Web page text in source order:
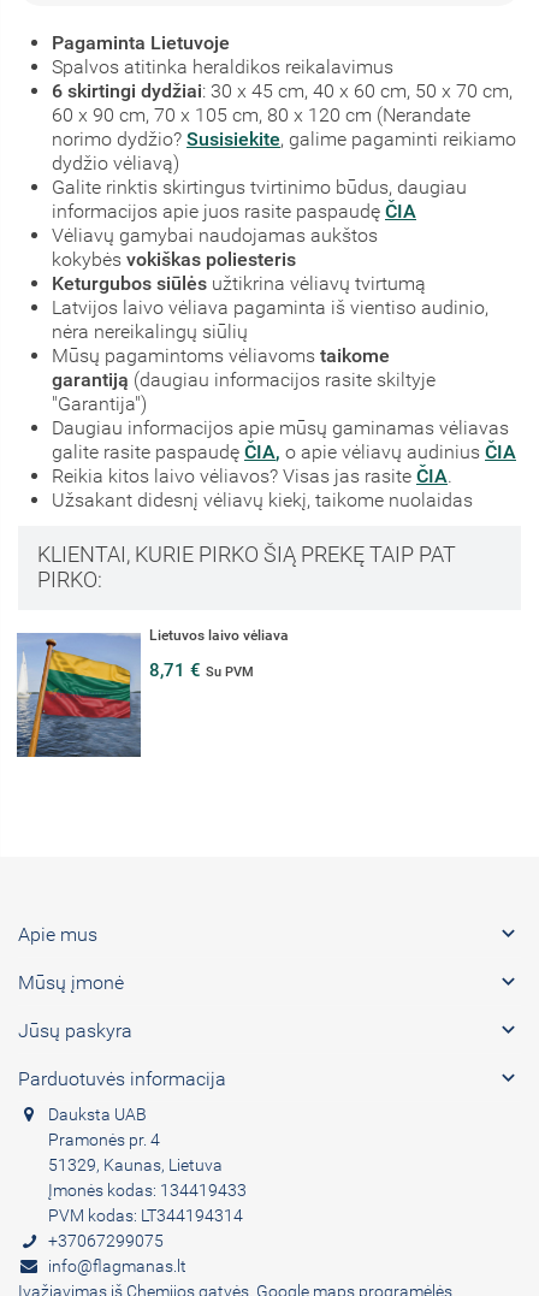
Pagaminta Lietuvoje
Spalvos atitinka heraldikos reikalavimus
6 skirtingi dydžiai: 30 x 45 cm, 40 x 60 cm, 50 x 70 cm,
60 x 90 cm, 70 x 105 cm, 80 x 120 cm (Nerandate
norimo dydžio? Susisiekite, galime pagaminti reikiamo
dydžio vėliavą)
Galite rinktis skirtingus tvirtinimo būdus, daugiau
informacijos apie juos rasite paspaudę ČIA
Vėliavų gamybai naudojamas aukštos
kokybės vokiškas poliesteris
Keturgubos siūlės užtikrina vėliavų tvirtumą
Latvijos laivo vėliava pagaminta iš vientiso audinio,
nėra nereikalingų siūlių
Mūsų pagamintoms vėliavoms taikome
garantiją (daugiau informacijos rasite skiltyje
"Garantija")
Daugiau informacijos apie mūsų gaminamas vėliavas
galite rasite paspaudę ČIA, o apie vėliavų audinius ČIA
Reikia kitos laivo vėliavos? Visas jas rasite ČIA.
Užsakant didesnį vėliavų kiekį, taikome nuolaidas
KLIENTAI, KURIE PIRKO ŠIĄ PREKĘ TAIP PAT
PIRKO:
Lietuvos laivo vėliava
8,71 € Su PVM
Apie mus 
Mūsų įmonė 
Jūsų paskyra 
Parduotuvės informacija 
Dauksta UAB
Pramonės pr. 4
51329, Kaunas, Lietuva
Įmonės kodas: 134419433
PVM kodas: LT344194314
+37067299075
info@flagmanas.lt
Įvažiavimas iš Chemijos gatvės. Google maps programėlės